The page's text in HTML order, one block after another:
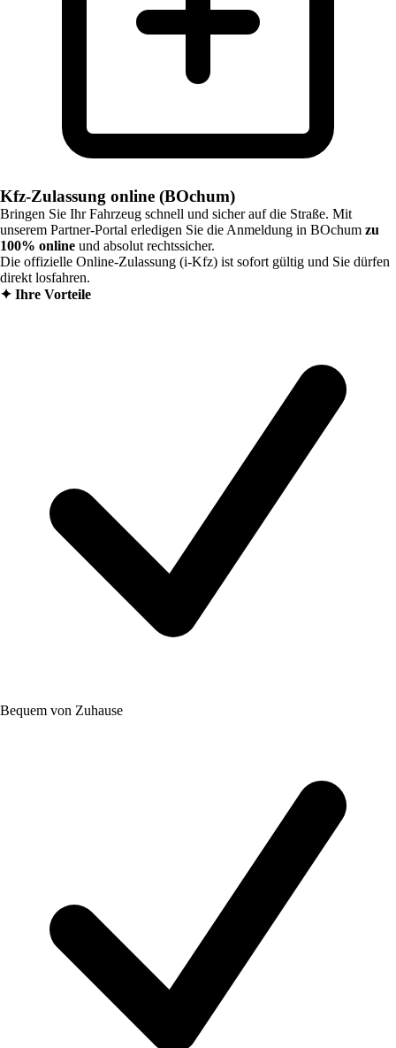
Kfz-Zulassung online (BOchum)
Bringen Sie Ihr Fahrzeug schnell und sicher auf die Straße. Mit
unserem Partner-Portal erledigen Sie die Anmeldung in BOchum zu
100% online und absolut rechtssicher.
Die offizielle Online-Zulassung (i-Kfz) ist sofort gültig und Sie dürfen
direkt losfahren.
✦ Ihre Vorteile
Bequem von Zuhause